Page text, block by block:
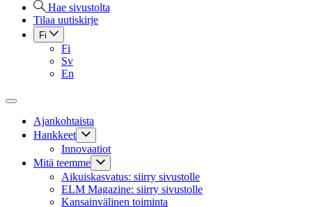
Hae sivustolta
Tilaa uutiskirje
Fi
Fi
Sv
En
Ajankohtaista
Hankkeet
Innovaatiot
Mitä teemme
Aikuiskasvatus: siirry sivustolle
ELM Magazine: siirry sivustolle
Kansainvälinen toiminta